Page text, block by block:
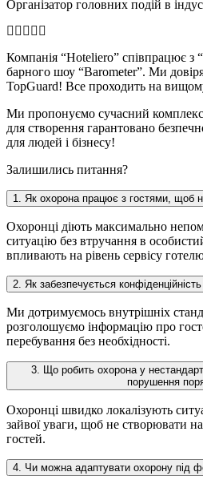
Організатор головних подій в
Компанія “Hoteliero” співпрацює з
барного шоу “Barometer”. Ми
TopGuard! Все проходить на
Ми пропонуємо сучасний
для створення гарантовано
для людей і бізнесу!
Залишились питання?
1. Як охорона працює з гостями, щоб
Охоронці діють максимально
ситуацію без втручання в
впливають на рівень сервісу
2. Як забезпечується
Ми дотримуємось внутрішніх
розголошуємо інформацію про
перебування без необхідності.
3. Що робить охорона у
порушення
Охоронці швидко локалізують
зайвої уваги, щоб не створювати
гостей.
4. Чи можна адаптувати охорону під